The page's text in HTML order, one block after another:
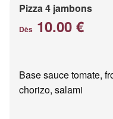
Pizza 4 jambons
Dès 10.00 €
Base sauce tomate,
chorizo, salami